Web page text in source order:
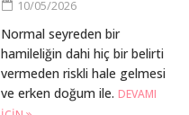
10/05/2026
Normal seyreden bir
hamileliğin dahi hiç bir belirti
vermeden riskli hale gelmesi
ve erken doğum ile. DEVAMI